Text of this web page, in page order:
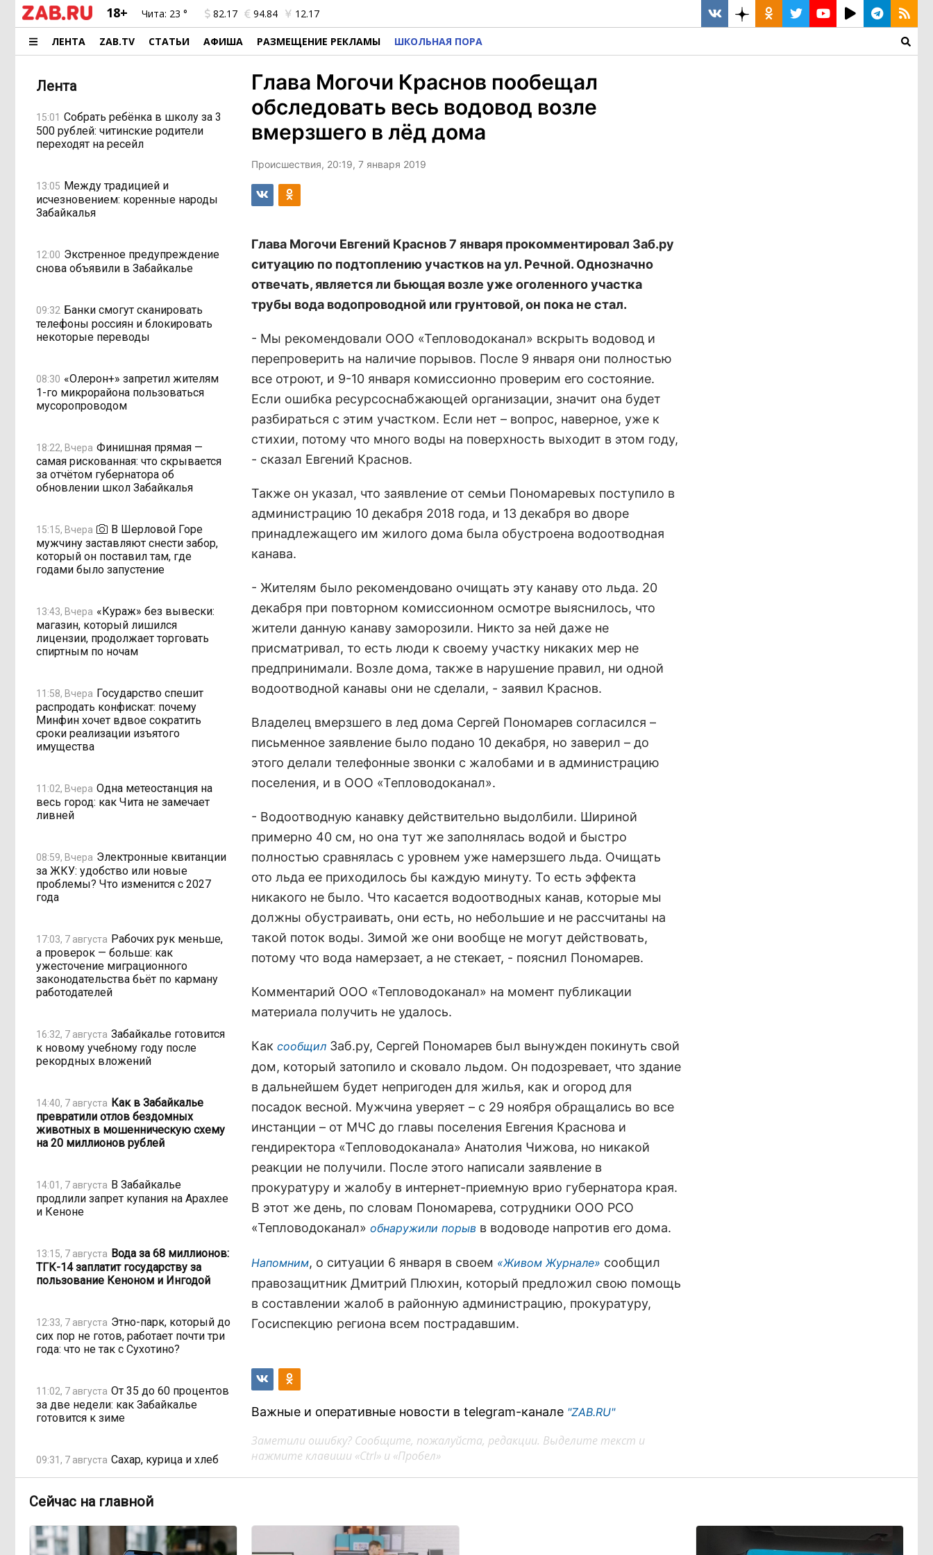
18+ Чита: 23 ° 82.17 94.84 12.17
ЛЕНТА ZAB.TV СТАТЬИ АФИША РАЗМЕЩЕНИЕ РЕКЛАМЫ ШКОЛЬНАЯ ПОРА
Лента
15:01 Собрать ребёнка в школу за 3
500 рублей: читинские родители
переходят на ресейл
13:05 Между традицией и
исчезновением: коренные народы
Забайкалья
12:00 Экстренное предупреждение
снова объявили в Забайкалье
09:32 Банки смогут сканировать
телефоны россиян и блокировать
некоторые переводы
08:30 «Олерон+» запретил жителям
1-го микрорайона пользоваться
мусоропроводом
18:22, Вчера Финишная прямая —
самая рискованная: что скрывается
за отчётом губернатора об
обновлении школ Забайкалья
15:15, Вчера
В Шерловой Горе
мужчину заставляют снести забор,
который он поставил там, где
годами было запустение
13:43, Вчера «Кураж» без вывески:
магазин, который лишился
лицензии, продолжает торговать
спиртным по ночам
11:58, Вчера Государство спешит
распродать конфискат: почему
Минфин хочет вдвое сократить
сроки реализации изъятого
имущества
11:02, Вчера Одна метеостанция на
весь город: как Чита не замечает
ливней
08:59, Вчера Электронные квитанции
за ЖКУ: удобство или новые
проблемы? Что изменится с 2027
года
17:03, 7 августа Рабочих рук меньше,
а проверок — больше: как
ужесточение миграционного
законодательства бьёт по карману
работодателей
16:32, 7 августа Забайкалье готовится
к новому учебному году после
рекордных вложений
14:40, 7 августа Как в Забайкалье
превратили отлов бездомных
животных в мошенническую схему
на 20 миллионов рублей
14:01, 7 августа В Забайкалье
продлили запрет купания на Арахлее
и Кеноне
13:15, 7 августа Вода за 68 миллионов:
ТГК-14 заплатит государству за
пользование Кеноном и Ингодой
12:33, 7 августа Этно-парк, который до
сих пор не готов, работает почти три
года: что не так с Сухотино?
11:02, 7 августа От 35 до 60 процентов
за две недели: как Забайкалье
готовится к зиме
09:31, 7 августа Сахар, курица и хлеб
08:01, 7 августа Забайкалье строит
дамбы раньше сроков, чтобы
Глава Могочи Краснов пообещал
обследовать весь водовод возле
вмерзшего в лёд дома
Происшествия, 20:19, 7 января 2019
Глава Могочи Евгений Краснов 7 января прокомментировал Заб.ру
ситуацию по подтоплению участков на ул. Речной. Однозначно
отвечать, является ли бьющая возле уже оголенного участка
трубы вода водопроводной или грунтовой, он пока не стал.
- Мы рекомендовали ООО «Тепловодоканал» вскрыть водовод и
перепроверить на наличие порывов. После 9 января они полностью
все отроют, и 9-10 января комиссионно проверим его состояние.
Если ошибка ресурсоснабжающей организации, значит она будет
разбираться с этим участком. Если нет – вопрос, наверное, уже к
стихии, потому что много воды на поверхность выходит в этом году,
- сказал Евгений Краснов.
Также он указал, что заявление от семьи Пономаревых поступило в
администрацию 10 декабря 2018 года, и 13 декабря во дворе
принадлежащего им жилого дома была обустроена водоотводная
канава.
- Жителям было рекомендовано очищать эту канаву ото льда. 20
декабря при повторном комиссионном осмотре выяснилось, что
жители данную канаву заморозили. Никто за ней даже не
присматривал, то есть люди к своему участку никаких мер не
предпринимали. Возле дома, также в нарушение правил, ни одной
водоотводной канавы они не сделали, - заявил Краснов.
Владелец вмерзшего в лед дома Сергей Пономарев согласился –
письменное заявление было подано 10 декабря, но заверил – до
этого делали телефонные звонки с жалобами и в администрацию
поселения, и в ООО «Тепловодоканал».
- Водоотводную канавку действительно выдолбили. Шириной
примерно 40 см, но она тут же заполнялась водой и быстро
полностью сравнялась с уровнем уже намерзшего льда. Очищать
ото льда ее приходилось бы каждую минуту. То есть эффекта
никакого не было. Что касается водоотводных канав, которые мы
должны обустраивать, они есть, но небольшие и не рассчитаны на
такой поток воды. Зимой же они вообще не могут действовать,
потому что вода намерзает, а не стекает, - пояснил Пономарев.
Комментарий ООО «Тепловодоканал» на момент публикации
материала получить не удалось.
Как сообщил Заб.ру, Сергей Пономарев был вынужден покинуть свой
дом, который затопило и сковало льдом. Он подозревает, что здание
в дальнейшем будет непригоден для жилья, как и огород для
посадок весной. Мужчина уверяет – с 29 ноября обращались во все
инстанции – от МЧС до главы поселения Евгения Краснова и
гендиректора «Тепловодоканала» Анатолия Чижова, но никакой
реакции не получили. После этого написали заявление в
прокуратуру и жалобу в интернет-приемную врио губернатора края.
В этот же день, по словам Пономарева, сотрудники ООО РСО
«Тепловодоканал» обнаружили порыв в водоводе напротив его дома.
Напомним, о ситуации 6 января в своем «Живом Журнале» сообщил
правозащитник Дмитрий Плюхин, который предложил свою помощь
в составлении жалоб в районную администрацию, прокуратуру,
Госиспекцию региона всем пострадавшим.
Важные и оперативные новости в telegram-канале "ZAB.RU"
Заметили ошибку? Сообщите, пожалуйста, редакции. Выделите текст и
нажмите клавиши «Ctrl» и «Пробел»
Сейчас на главной